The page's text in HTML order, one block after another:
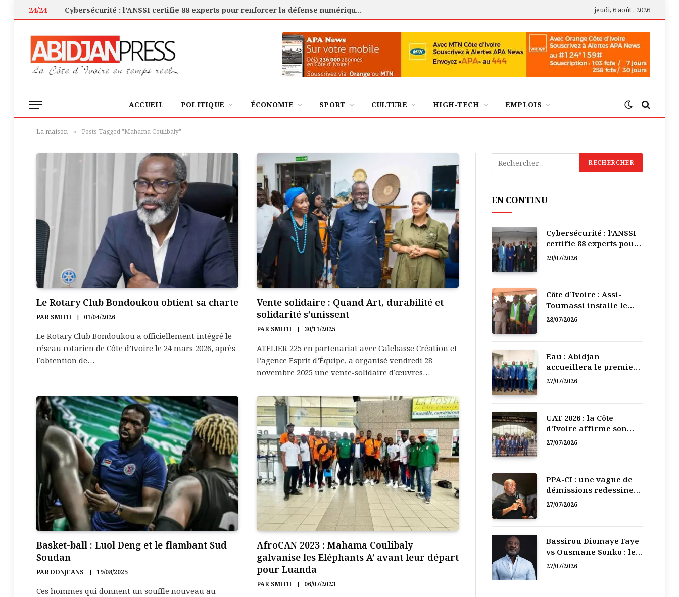
24/24 Cybersécurité : l’ANSSI certifie 88 experts pour renforcer la défense numérique de la Côte d’Ivoire jeudi, 6 août , 2026
ACCUEIL POLITIQUE ÉCONOMIE SPORT CULTURE HIGH-TECH EMPLOIS
La maison » Posts Tagged "Mahama Coulibaly"
Le Rotary Club Bondoukou obtient sa charte
PAR SMITH 01/04/2026
Le Rotary Club Bondoukou a officiellement intégré le
réseau rotarien de Côte d’Ivoire le 24 mars 2026, après
l’obtention de…
Vente solidaire : Quand Art, durabilité et
solidarité s’unissent
PAR SMITH 30/11/2025
ATELIER 225 en partenariat avec Calebasse Création et
l’agence Esprit d’Équipe, a organisé vendredi 28
novembre 2025 une vente-solidaire d’œuvres…
Basket-ball : Luol Deng et le flambant Sud
Soudan
PARDONJEANS 19/08/2025
Ces hommes qui donnent un souffle nouveau au
AfroCAN 2023 : Mahama Coulibaly
galvanise les Eléphants A’ avant leur départ
pour Luanda
PAR SMITH 06/07/2023
EN CONTINU
Cybersécurité : l’ANSSI
certifie 88 experts pour
renforcer la défense
29/07/2026
Côte d’Ivoire : Assi-
Toumassi installe le
bureau exécutif de sa
28/07/2026
Eau : Abidjan
accueillera le premier
Forum régional de
27/07/2026
UAT 2026 : la Côte
d’Ivoire affirme son
leadership numérique
27/07/2026
PPA-CI : une vague de
démissions redessine
la recomposition
27/07/2026
Bassirou Diomaye Faye
vs Ousmane Sonko : le
vacarme du pouvoir ne
27/07/2026